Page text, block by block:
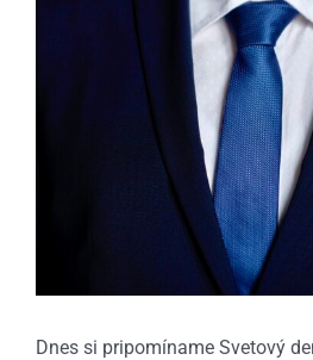
Dnes si pripomíname Svetový